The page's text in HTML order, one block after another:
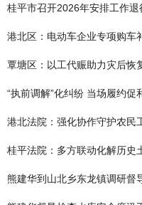
桂平市召开2026年安排工作
港北区：电动车企业专项购车
覃塘区：以工代赈助力灾后恢
“执前调解”化纠纷 当场履约促
港北法院：强化协作守护农民
桂平法院：多方联动化解历史
熊建华到山北乡东龙镇调研督